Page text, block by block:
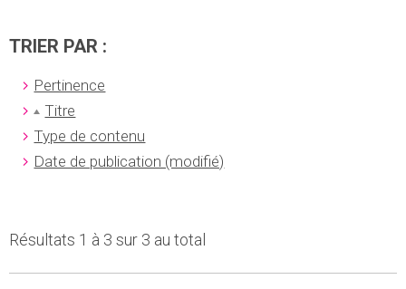
TRIER PAR :
Pertinence
Titre
Type de contenu
Date de publication (modifié)
Résultats 1 à 3 sur 3 au total